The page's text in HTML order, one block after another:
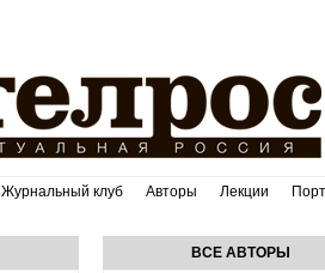
Журнальный клуб Авторы Лекции
ВСЕ АВТОРЫ